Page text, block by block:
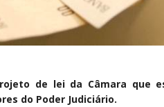
de lei da Câmara que
do Poder Judiciário.